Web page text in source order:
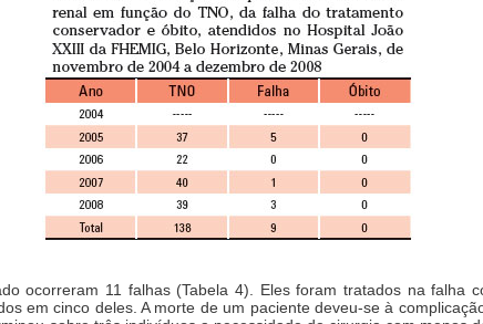
ocorreram 11 falhas (Tabela 4). Eles foram tratados na falha
em cinco deles. A morte de um paciente deveu-se à